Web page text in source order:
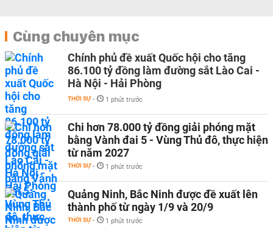
Cùng chuyên mục
Chính phủ đề xuất Quốc hội cho tăng
86.100 tỷ đồng làm đường sắt Lào Cai -
Hà Nội - Hải Phòng
THỜI SỰ - 1 phút trước
Chi hơn 78.000 tỷ đồng giải phóng mặt
bằng Vành đai 5 - Vùng Thủ đô, thực hiện
từ năm 2027
THỜI SỰ - 1 phút trước
Quảng Ninh, Bắc Ninh được đề xuất lên
thành phố từ ngày 1/9 và 20/9
THỜI SỰ - 1 phút trước